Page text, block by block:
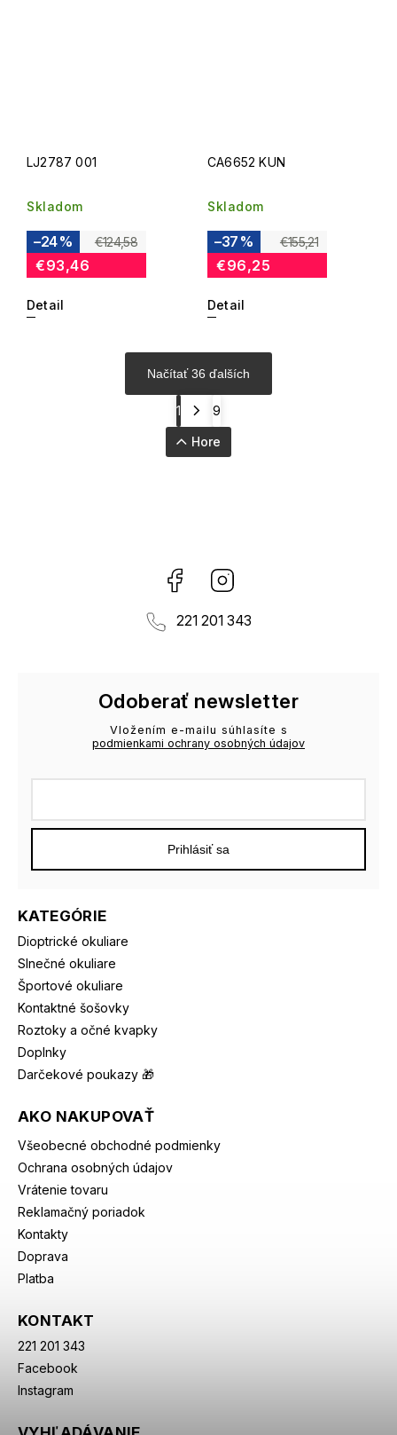
LJ2787 001
Skladom
€124,58
–24 %
€93,46
Detail
CA6652 KUN
Skladom
€155,21
–37 %
€96,25
Detail
Načítať 36 ďalších
1 9
Hore
Facebook
221 201 343
KATEGÓRIE
Dioptrické okuliare
Slnečné okuliare
Športové okuliare
Kontaktné šošovky
Roztoky a očné kvapky
Doplnky
Darčekové poukazy 🎁
AKO NAKUPOVAŤ
Všeobecné obchodné podmienky
Ochrana osobných údajov
Vrátenie tovaru
Reklamačný poriadok
Kontakty
Doprava
Platba
KONTAKT
221 201 343
Facebook
Instagram
Odoberať newsletter
Vložením e-mailu súhlasíte s
podmienkami ochrany osobných údajov
Prihlásiť sa